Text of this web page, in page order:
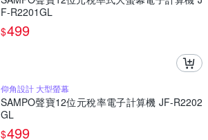
F-R2201GL
$499
仰角設計 大型螢幕
SAMPO聲寶12位元稅率電子計算機 JF-R2202
GL
$499